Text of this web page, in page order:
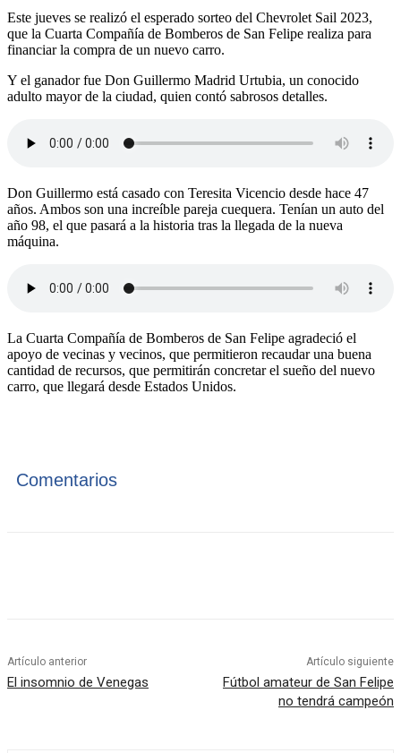
Este jueves se realizó el esperado sorteo del Chevrolet Sail 2023,
que la Cuarta Compañía de Bomberos de San Felipe realiza para
financiar la compra de un nuevo carro.
Y el ganador fue Don Guillermo Madrid Urtubia, un conocido
adulto mayor de la ciudad, quien contó sabrosos detalles.
Don Guillermo está casado con Teresita Vicencio desde hace 47
años. Ambos son una increíble pareja cuequera. Tenían un auto del
año 98, el que pasará a la historia tras la llegada de la nueva
máquina.
La Cuarta Compañía de Bomberos de San Felipe agradeció el
apoyo de vecinas y vecinos, que permitieron recaudar una buena
cantidad de recursos, que permitirán concretar el sueño del nuevo
carro, que llegará desde Estados Unidos.
Comentarios
Artículo anterior
El insomnio de Venegas
Artículo siguiente
Fútbol amateur de San Felipe
no tendrá campeón